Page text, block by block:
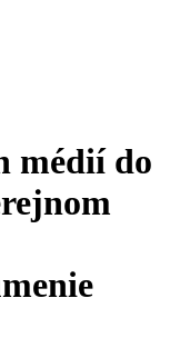
médií do